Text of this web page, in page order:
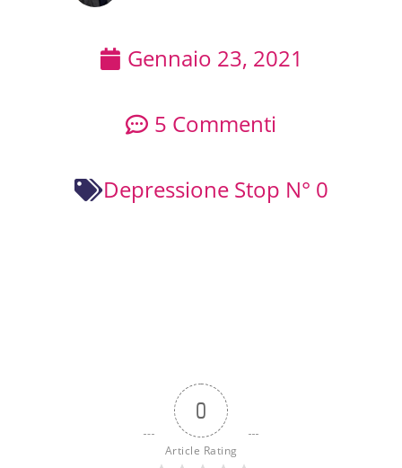
Gennaio 23, 2021
5 Commenti
Depressione Stop N° 0
0
Article Rating